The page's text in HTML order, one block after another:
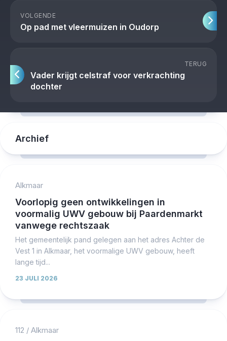
VOLGENDE
Op pad met vleermuizen in Oudorp
TERUG
Vader krijgt celstraf voor verkrachting
dochter
Archief
Alkmaar
Voorlopig geen ontwikkelingen in
voormalig UWV gebouw bij Paardenmarkt
vanwege rechtszaak
Het gemeentelijk pand gelegen aan het adres Achter de
Vest 1 in Alkmaar, het voormalige UWV gebouw, heeft
lange tijd...
23 JULI 2026
112 / Alkmaar